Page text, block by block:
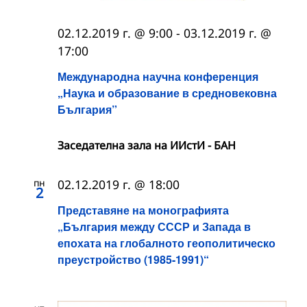
Международна научна конференция
„Наука и образование в средновековна
България”
02.12.2019 г. @ 9:00 - 03.12.2019 г. @
17:00
Заседателна зала на ИИстИ - БАН
пн
2
Представяне на монографията
„България между СССР и Запада в
епохата на глобалното геополитическо
преустройство (1985-1991)“
02.12.2019 г. @ 18:00